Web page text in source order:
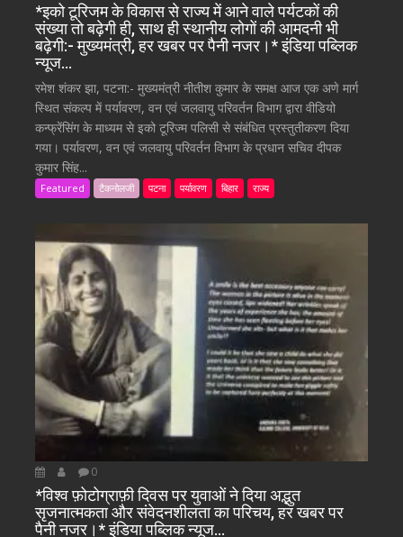
*इको टूरिजम के विकास से राज्य में आने वाले पर्यटकों की
संख्या तो बढ़ेगी ही, साथ ही स्थानीय लोगों की आमदनी भी
बढ़ेगी:- मुख्यमंत्री, हर खबर पर पैनी नजर।* इंडिया पब्लिक
न्यूज…
रमेश शंकर झा, पटना:- मुख्यमंत्री नीतीश कुमार के समक्ष आज एक अणे मार्ग
स्थित संकल्प में पर्यावरण, वन एवं जलवायु परिवर्तन विभाग द्वारा वीडियो
कन्फ्रेंसिंग के माध्यम से इको टूरिज्म पलिसी से संबंधित प्रस्तुतीकरण दिया
गया। पर्यावरण, वन एवं जलवायु परिवर्तन विभाग के प्रधान सचिव दीपक
कुमार सिंह...
Featured टैकनोलजी पटना पर्यावरण बिहार राज्य
0
*विश्व फ़ोटोग्राफ़ी दिवस पर युवाओं ने दिया अद्भुत
सृजनात्मकता और संवेदनशीलता का परिचय, हर खबर पर
पैनी नजर।* इंडिया पब्लिक न्यूज…